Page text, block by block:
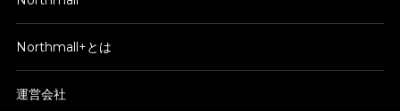
Northmall+とは
運営会社